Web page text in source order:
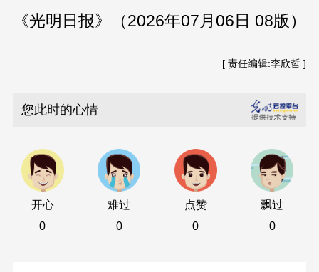
《光明日报》（2026年07月06日 08版）
[ 责任编辑:李欣哲 ]
您此时的心情
开心
0
难过
0
点赞
0
飘过
0